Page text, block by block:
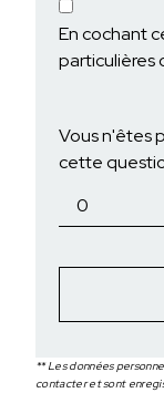
En cochant
particulières
Vous n'êtes
cette
** Les données
contacter et sont